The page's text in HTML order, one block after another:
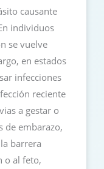
causante
individuos
se vuelve
en estados
infecciones
reciente
a gestar o
de embarazo,
barrera
o al feto,